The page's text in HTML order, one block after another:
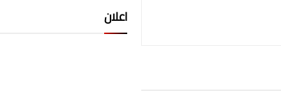
اعلان